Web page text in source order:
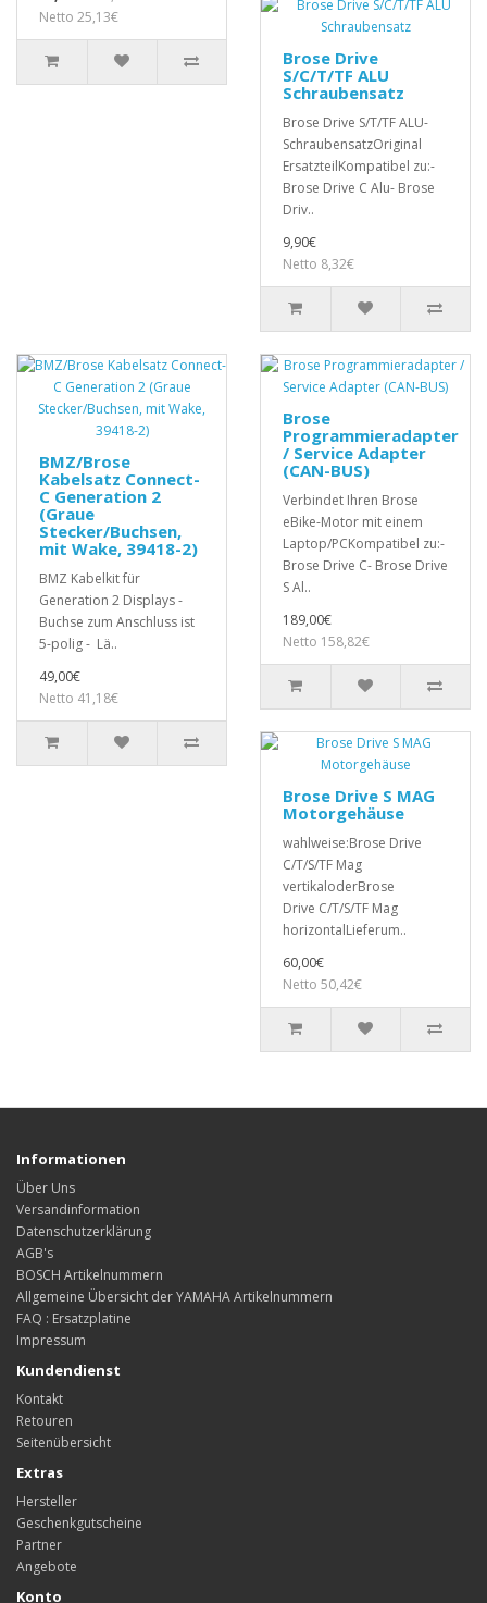
Netto 25,13€
Brose Drive
S/C/T/TF ALU
Schraubensatz
Brose Drive S/T/TF ALU-
SchraubensatzOriginal
ErsatzteilKompatibel zu:-
Brose Drive C Alu- Brose
Driv..
9,90€
Netto 8,32€
BMZ/Brose
Kabelsatz Connect-
C Generation 2
(Graue
Stecker/Buchsen,
mit Wake, 39418-2)
BMZ Kabelkit für
Generation 2 Displays -
Buchse zum Anschluss ist
5-polig - Lä..
49,00€
Netto 41,18€
Brose
Programmieradapter
/ Service Adapter
(CAN-BUS)
Verbindet Ihren Brose
eBike-Motor mit einem
Laptop/PCKompatibel zu:-
Brose Drive C- Brose Drive
S Al..
189,00€
Netto 158,82€
Brose Drive S MAG
Motorgehäuse
wahlweise:Brose Drive
C/T/S/TF Mag
vertikaloderBrose
Drive C/T/S/TF Mag
horizontalLieferum..
60,00€
Netto 50,42€
Informationen
Über Uns
Versandinformation
Datenschutzerklärung
AGB's
BOSCH Artikelnummern
Allgemeine Übersicht der YAMAHA Artikelnummern
FAQ : Ersatzplatine
Impressum
Kundendienst
Kontakt
Retouren
Seitenübersicht
Extras
Hersteller
Geschenkgutscheine
Partner
Angebote
Konto